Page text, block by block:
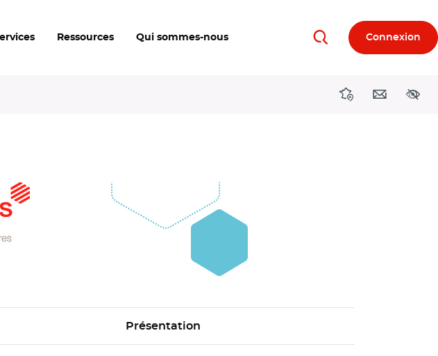
Ressources Qui sommes-nous RechercherConnexion
DirectionsContact
Présentation